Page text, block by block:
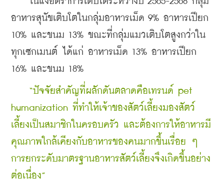
อาหารสุนัขเติบโตในกลุ่มอาหารเม็ด 9% อาหารเปียก
10% และขนม 13% ขณะที่กลุ่มแมวเติบโตสูงกว่าใน
ทุกเซกเมนต์ ได้แก่ อาหารเม็ด 13% อาหารเปียก
16% และขนม 18%
“ปัจจัยสำคัญที่ผลักดันตลาดคือเทรนด์ pet
humanization ที่ทำให้เจ้าของสัตว์เลี้ยงมองสัตว์
เลี้ยงเป็นสมาชิกในครอบครัว และต้องการให้อาหารมี
คุณภาพใกล้เคียงกับอาหารของคนมากขึ้นเรื่อย ๆ
การยกระดับมาตรฐานอาหารสัตว์เลี้ยงจึงเกิดขึ้นอย่าง
ต่อเนื่อง”